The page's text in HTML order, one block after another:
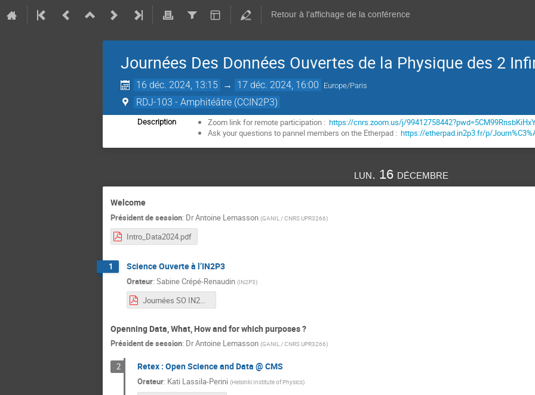
Retour à l'affichage de la conférence
Journées Des Données Ouvertes de la Physique des 2
16 déc. 2024, 13:15 → 17 déc. 2024, 16:00 Europe/Paris
RDJ-103 - Amphitéâtre (CCIN2P3)
Description Zoom link for remote participation : https://cnrs.zoom.us/j/
Ask your questions to pannel members on the Etherpad : https://etherpad.in2p3.fr/p/
lun. 16 décembre
Welcome
Président de session: DrAntoine Lemasson (GANIL / CNRS UPR3266)
Intro_Data2024.pdf
1 Science Ouverte à l’IN2P3
Orateur: Sabine Crépé-Renaudin (IN2P3)
Journées SO IN2P3 SCR.pdf
Openning Data, What, How and for which purposes ?
Président de session: DrAntoine Lemasson (GANIL / CNRS UPR3266)
2 Retex : Open Science and Data @ CMS
Orateur: Kati Lassila-Perini (Helsinki Institute of Physics)